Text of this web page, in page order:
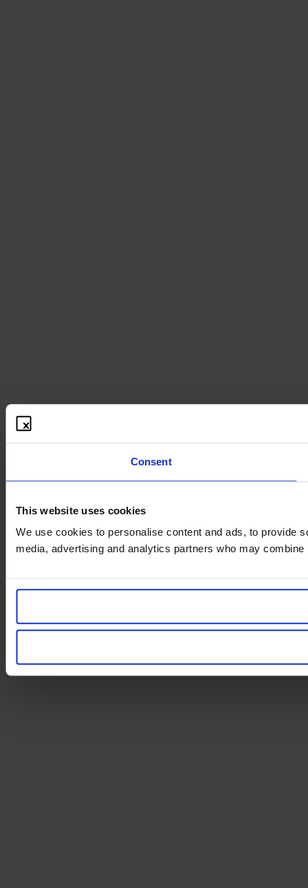
Consent
This website uses cookies
We use cookies to personalise content and ads, to provide
media, advertising and analytics partners who may